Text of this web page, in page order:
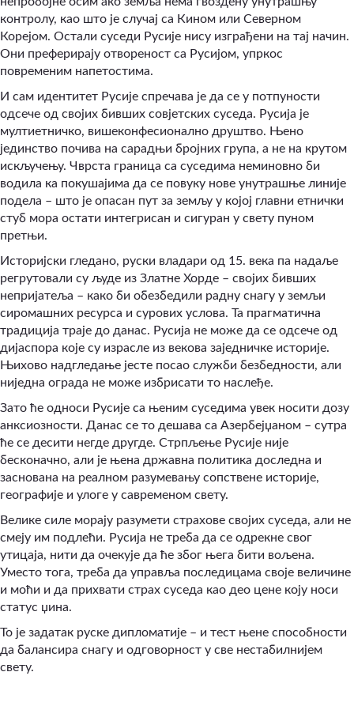
контролу, као што је случај са Кином или Северном
Корејом. Остали суседи Русије нису изграђени на тај начин.
Они преферирају отвореност са Русијом, упркос
повременим напетостима.
И сам идентитет Русије спречава је да се у потпуности
одсече од својих бивших совјетских суседа. Русија је
мултиетничко, вишеконфесионално друштво. Њено
јединство почива на сарадњи бројних група, а не на крутом
искључењу. Чврста граница са суседима неминовно би
водила ка покушајима да се повуку нове унутрашње линије
подела – што је опасан пут за земљу у којој главни етнички
стуб мора остати интегрисан и сигуран у свету пуном
претњи.
Историјски гледано, руски владари од 15. века па надаље
регрутовали су људе из Златне Хорде – својих бивших
непријатеља – како би обезбедили радну снагу у земљи
сиромашних ресурса и сурових услова. Та прагматична
традиција траје до данас. Русија не може да се одсече од
дијаспора које су израсле из векова заједничке историје.
Њихово надгледање јесте посао служби безбедности, али
ниједна ограда не може избрисати то наслеђе.
Зато ће односи Русије са њеним суседима увек носити дозу
анксиозности. Данас се то дешава са Азербејџаном – сутра
ће се десити негде другде. Стрпљење Русије није
бесконачно, али је њена државна политика доследна и
заснована на реалном разумевању сопствене историје,
географије и улоге у савременом свету.
Велике силе морају разумети страхове својих суседа, али не
смеју им подлећи. Русија не треба да се одрекне свог
утицаја, нити да очекује да ће због њега бити вољена.
Уместо тога, треба да управља последицама своје величине
и моћи и да прихвати страх суседа као део цене коју носи
статус џина.
То је задатак руске дипломатије – и тест њене способности
да балансира снагу и одговорност у све нестабилнијем
свету.